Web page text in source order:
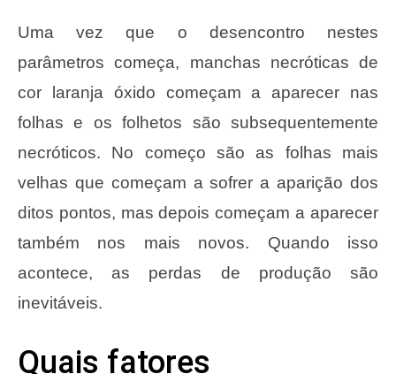
Uma vez que o desencontro nestes
parâmetros começa, manchas necróticas de
cor laranja óxido começam a aparecer nas
folhas e os folhetos são subsequentemente
necróticos. No começo são as folhas mais
velhas que começam a sofrer a aparição dos
ditos pontos, mas depois começam a aparecer
também nos mais novos. Quando isso
acontece, as perdas de produção são
inevitáveis.
Quais fatores